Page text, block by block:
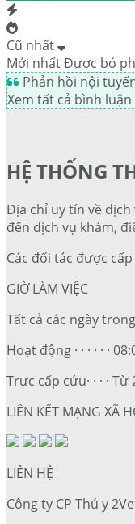
Cũ nhất
Mới nhấtĐược bỏ
Phản hồi nội
Xem tất cả bình luận
HỆ THỐNG
Địa chỉ uy tín về
đến dịch vụ khám,
Các đối tác được
GIỜ LÀM VIỆC
Tất cả các ngày
Hoạt động · · · · · ·
Trực cấp cứu· · · · Từ
LIÊN KẾT MẠNG XÃ
LIÊN HỆ
Công ty CP Thú y